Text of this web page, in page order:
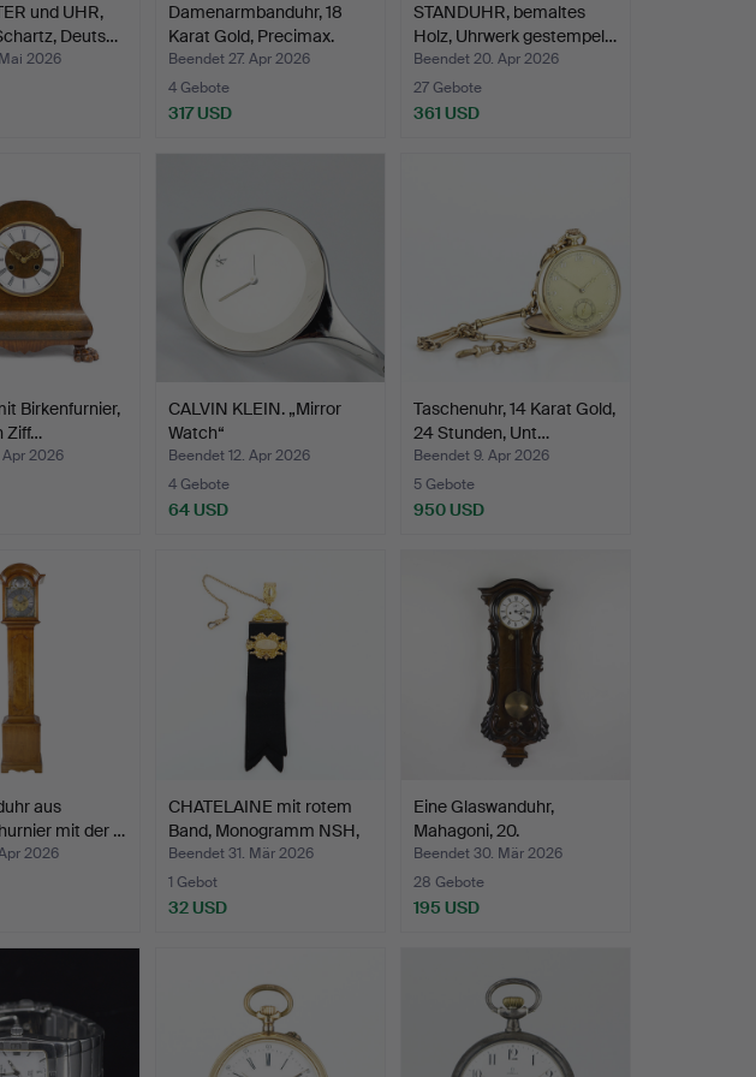
und UHR,
Deuts…
2026
Damenarmbanduhr, 18
Karat Gold, Precimax.
Beendet 27. Apr 2026
4 Gebote
317 USD
STANDUHR, bemaltes
Holz, Uhrwerk gestempel…
Beendet 20. Apr 2026
27 Gebote
361 USD
Birkenfurnier,
Ziff…
Apr 2026
CALVIN KLEIN. „Mirror
Watch“
Damenarmbandu…
Beendet 12. Apr 2026
4 Gebote
64 USD
Taschenuhr, 14 Karat Gold,
24 Stunden, Unt…
Beendet 9. Apr 2026
5 Gebote
950 USD
aus
mit der …
2026
CHATELAINE mit rotem
Band, Monogramm NSH,
…
Beendet 31. Mär 2026
1 Gebot
32 USD
Eine Glaswanduhr,
Mahagoni, 20.
Jahrhunder…
Beendet 30. Mär 2026
28 Gebote
195 USD